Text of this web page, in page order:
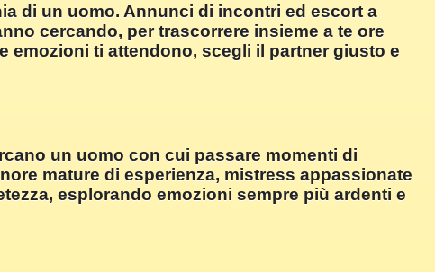
di un uomo. Annunci di incontri ed escort a
cercando, per trascorrere insieme a te ore
emozioni ti attendono, scegli il partner giusto e
un uomo con cui passare momenti di
mature di esperienza, mistress appassionate
esplorando emozioni sempre più ardenti e